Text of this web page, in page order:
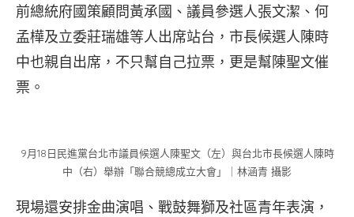
前總統府國策顧問黃承國、議員參選人張文潔、何
孟樺及立委莊瑞雄等人出席站台，市長候選人陳時
中也親自出席，不只幫自己拉票，更是幫陳聖文催
票。
9月18日民進黨台北市議員候選人陳聖文（左）與台北市長候選人陳時
中（右）舉辦「聯合競總成立大會」｜林涵青 攝影
現場還安排金曲演唱、戰鼓舞獅及社區青年表演，